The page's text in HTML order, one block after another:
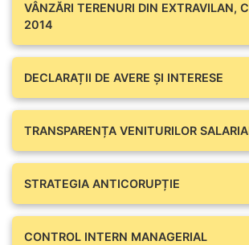
VÂNZĂRI TERENURI DIN EXTRAVILAN,
2014
DECLARAȚII DE AVERE ŞI INTERESE
TRANSPARENȚA VENITURILOR
STRATEGIA ANTICORUPȚIE
CONTROL INTERN MANAGERIAL